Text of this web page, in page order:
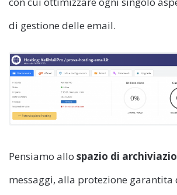
di gestione delle email.
Pensiamo allo spazio di
messaggi, alla protezione garantita